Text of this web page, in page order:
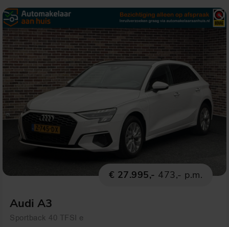
€ 27.995,- 473,- p.m.
Audi A3
Sportback 40 TFSI e